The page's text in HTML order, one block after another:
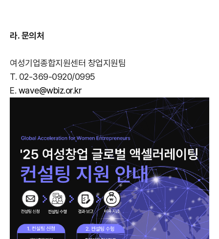
라. 문의처
여성기업종합지원센터 창업지원팀
T. 02-369-0920/0995
E. wave@wbiz.or.kr